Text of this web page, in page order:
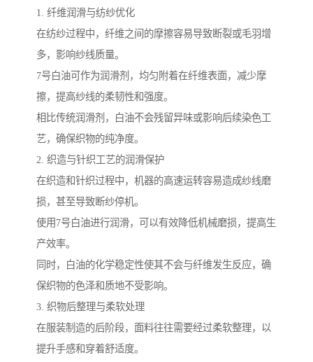
1. 纤维润滑与纺纱优化
在纺纱过程中，纤维之间的摩擦容易导致断裂或毛羽增
多，影响纱线质量。
7号白油可作为润滑剂，均匀附着在纤维表面，减少摩
擦，提高纱线的柔韧性和强度。
相比传统润滑剂，白油不会残留异味或影响后续染色工
艺，确保织物的纯净度。
2. 织造与针织工艺的润滑保护
在织造和针织过程中，机器的高速运转容易造成纱线磨
损，甚至导致断纱停机。
使用7号白油进行润滑，可以有效降低机械磨损，提高生
产效率。
同时，白油的化学稳定性使其不会与纤维发生反应，确
保织物的色泽和质地不受影响。
3. 织物后整理与柔软处理
在服装制造的后阶段，面料往往需要经过柔软整理，以
提升手感和穿着舒适度。